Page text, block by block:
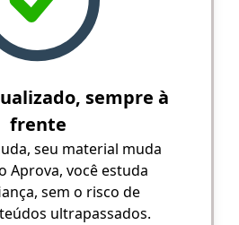
sempre à
frente
seu material muda
Aprova, você estuda
sem o risco de
ultrapassados.